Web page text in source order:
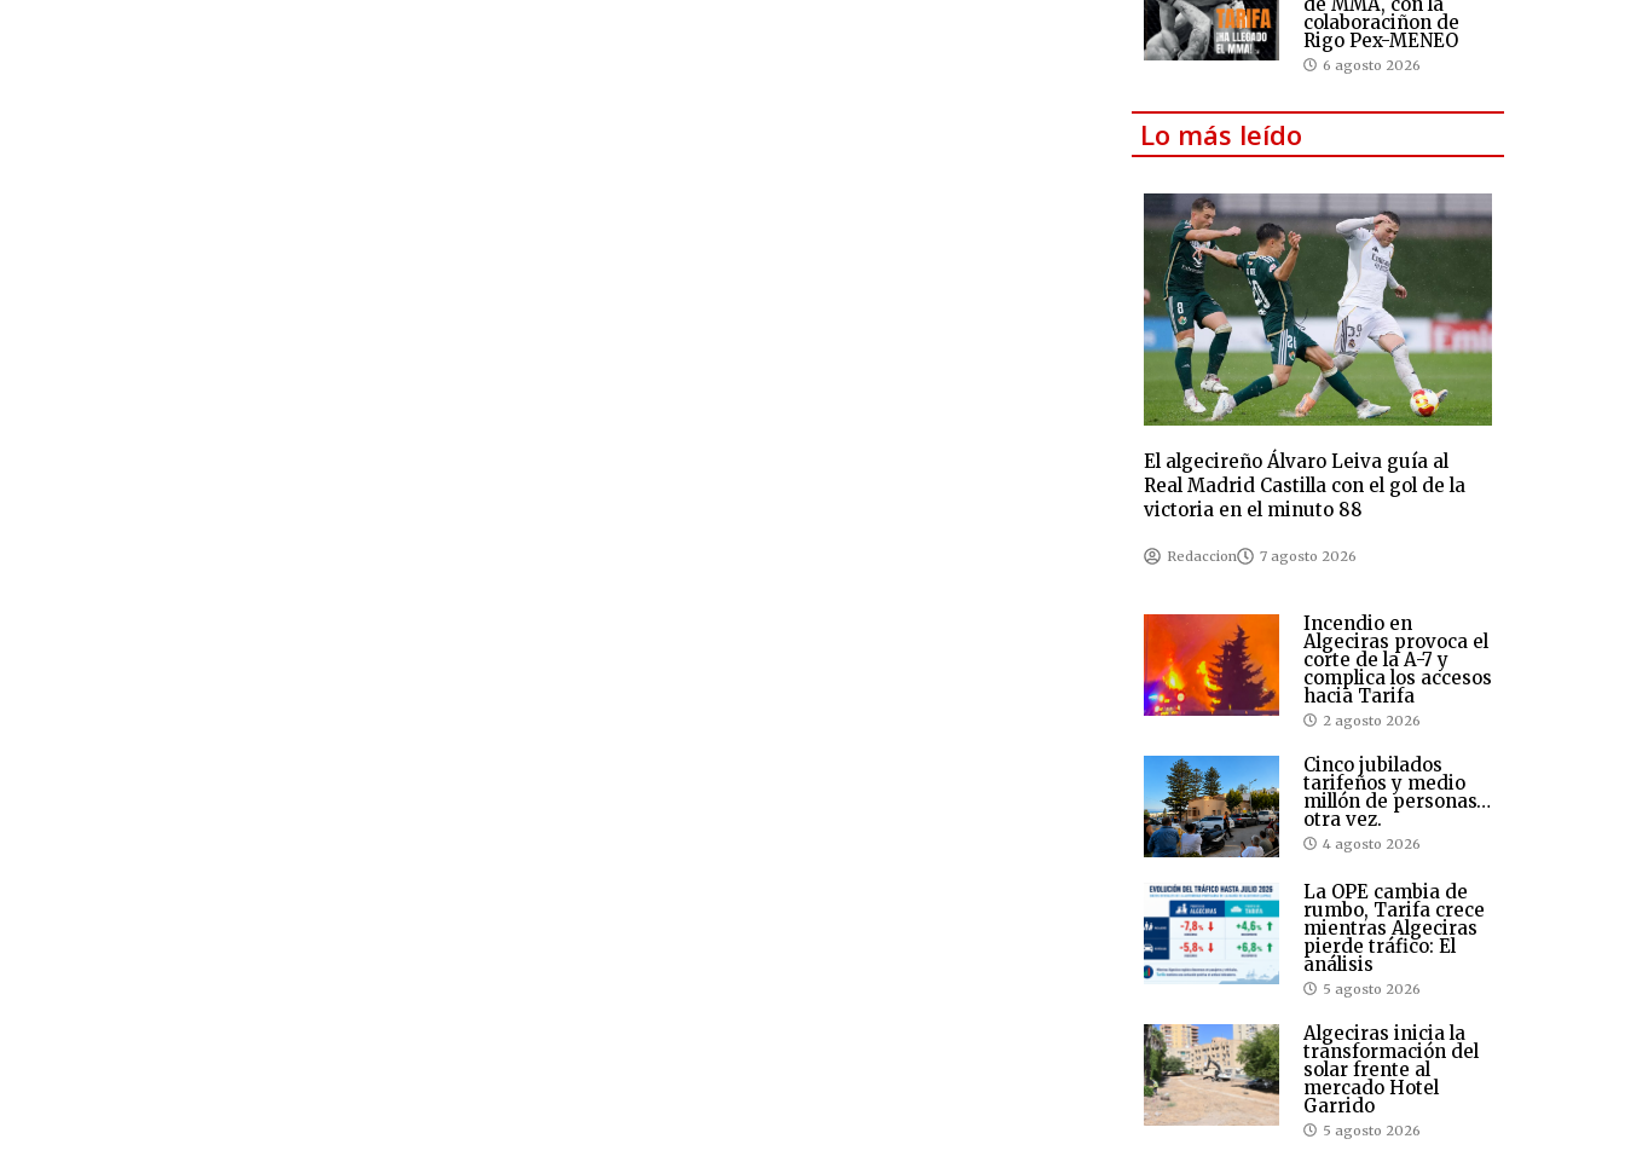
colaboraciñon de
Rigo Pex-MENEO
6 agosto 2026
Lo más leído
El algecireño Álvaro Leiva guía al
Real Madrid Castilla con el gol de la
victoria en el minuto 88
Redaccion 7 agosto 2026
Incendio en
Algeciras provoca el
corte de la A-7 y
complica los accesos
hacia Tarifa
2 agosto 2026
Cinco jubilados
tarifeños y medio
millón de personas…
otra vez.
4 agosto 2026
La OPE cambia de
rumbo, Tarifa crece
mientras Algeciras
pierde tráfico: El
análisis
5 agosto 2026
Algeciras inicia la
transformación del
solar frente al
mercado Hotel
Garrido
5 agosto 2026